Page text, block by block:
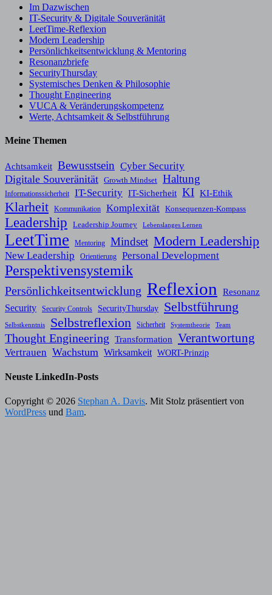
Im Dazwischen
IT-Security & Digitale Souveränität
LeetTime-Reflexion
Modern Leadership
Persönlichkeitsentwicklung & Mentoring
Resonanzbriefe
SecurityThursday
Systemisches Denken & Philosophie
Thought Engineering
VUCA & Veränderungskompetenz
Werte, Achtsamkeit & Selbstführung
Meine Themen
Achtsamkeit Bewusstsein Cyber Security
Digitale Souveränität Growth Mindset Haltung
Informationssicherheit IT-Security IT-Sicherheit KI KI-Ethik
Klarheit Kommunikation Komplexität Konsequenzen-Kompass
Leadership Leadership Journey Lebenslanges Lernen
LeetTime Mentoring Mindset Modern Leadership
New Leadership Orientierung Personal Development
Perspektivensystemik
Persönlichkeitsentwicklung Reflexion
Resonanz
Security
Security Controls SecurityThursday Selbstführung
Selbstkenntnis Selbstreflexion Sicherheit Systemtheorie Team
Thought Engineering Transformation Verantwortung
Vertrauen Wachstum Wirksamkeit WORT-Prinzip
Neuste LinkedIn-Posts
Copyright © 2026 Stephan A. Davis. Mit Stolz präsentiert von
WordPress und Bam.